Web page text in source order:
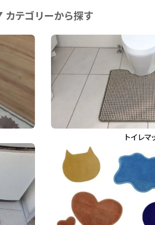
テゴリーから探す
トイレマ